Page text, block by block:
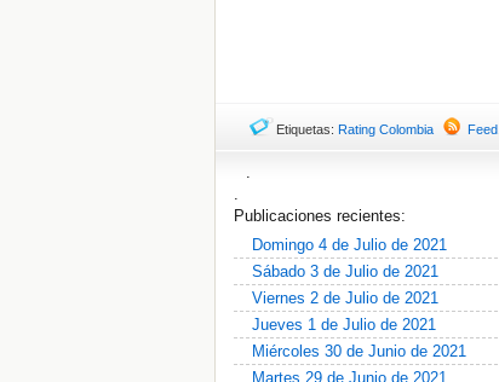
Etiquetas: Rating Colombia Feed
.
.
Publicaciones recientes:
Domingo 4 de Julio de 2021
Sábado 3 de Julio de 2021
Viernes 2 de Julio de 2021
Jueves 1 de Julio de 2021
Miércoles 30 de Junio de 2021
Martes 29 de Junio de 2021